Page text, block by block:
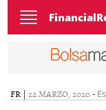
Toggle
navigation
FR | 22 MARZO, 2020-